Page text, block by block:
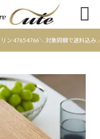

リン 4765 4766＼ 対象同梱で送料込み